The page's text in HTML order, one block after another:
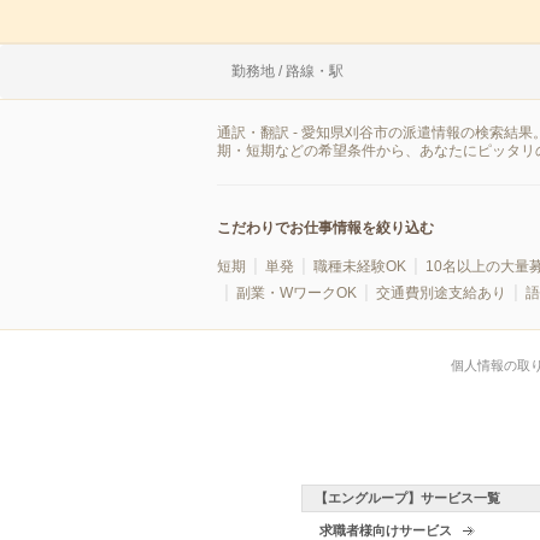
勤務地 / 路線・駅
通訳・翻訳 - 愛知県刈谷市の派遣情報の検索結
期・短期などの希望条件から、あなたにピッタ
こだわりでお仕事情報を絞り込む
短期 単発 職種未経験OK
10名以上の大量
副業・WワークOK
交通費別途支給あり
個人情報の取
【エングループ】サービス一覧
求職者様向けサービス